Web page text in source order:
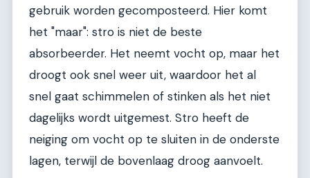
gebruik worden gecomposteerd. Hier komt
het "maar": stro is niet de beste
absorbeerder. Het neemt vocht op, maar het
droogt ook snel weer uit, waardoor het al
snel gaat schimmelen of stinken als het niet
dagelijks wordt uitgemest. Stro heeft de
neiging om vocht op te sluiten in de onderste
lagen, terwijl de bovenlaag droog aanvoelt.